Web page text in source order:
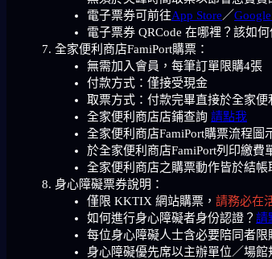
電子票券可前往App Store／
電子票券 QRCode 在哪裡？該如
全家便利商店FamiPort購票：
無需加入會員，每筆訂單限購4張
付款方式：僅接受現金
取票方式：付款完畢直接於全家
全家便利商店店鋪查詢 請點我
全家便利商店FamiPort購票流程圖
於全家便利商店FamiPort列印繳
全家便利商店之購票動作皆於結
身心障礙票券說明：
僅限 KKTIX 網站購票， 請務必在
如何進行身心障礙者身份認證？ 請
每位身心障礙人士含必要陪同者
身心障礙優先席以主辦單位／場